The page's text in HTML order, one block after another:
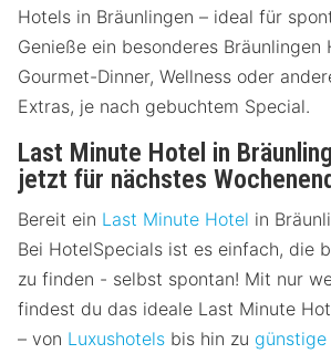
Hotels in Bräunlingen – ideal für
Genieße ein besonderes
Gourmet-Dinner, Wellness oder
Extras, je nach gebuchtem Special.
Last Minute Hotel in
jetzt für nächstes
Bereit ein Last Minute Hotel in
Bei HotelSpecials ist es einfach, die
zu finden - selbst spontan! Mit nur
findest du das ideale Last Minute
– von Luxushotels bis hin zu